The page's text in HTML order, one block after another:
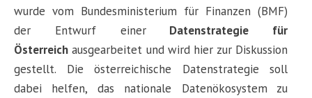
wurde vom Bundesministerium für Finanzen (BMF)
der Entwurf einerDatenstrategie für
Österreich ausgearbeitet und wird hier zur Diskussion
gestellt. Die österreichische Datenstrategie soll
dabei helfen, das nationale Datenökosystem zu